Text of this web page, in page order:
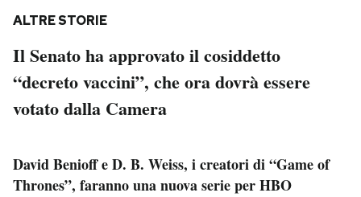
ALTRE STORIE
Il Senato ha approvato il cosiddetto
“decreto vaccini”, che ora dovrà essere
votato dalla Camera
David Benioff e D. B. Weiss, i creatori di “Game of
Thrones”, faranno una nuova serie per HBO